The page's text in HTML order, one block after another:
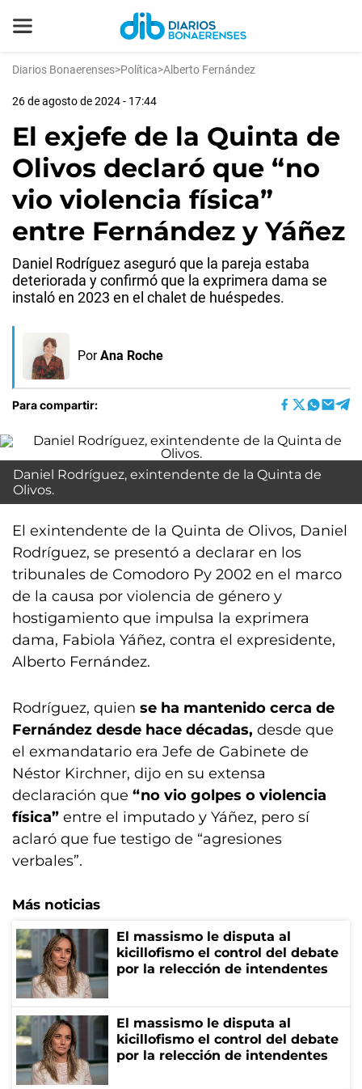
Diarios Bonaerenses>Política>Alberto Fernández
26 de agosto de 2024 - 17:44
El exjefe de la Quinta de
Olivos declaró que “no
vio violencia física”
entre Fernández y Yáñez
Daniel Rodríguez aseguró que la pareja estaba
deteriorada y confirmó que la exprimera dama se
instaló en 2023 en el chalet de huéspedes.
Por Ana Roche
Para compartir:
Daniel Rodríguez, exintendente de la Quinta de
Olivos.
El exintendente de la Quinta de Olivos, Daniel
Rodríguez, se presentó a declarar en los
tribunales de Comodoro Py 2002 en el marco
de la causa por violencia de género y
hostigamiento que impulsa la exprimera
dama, Fabiola Yáñez, contra el expresidente,
Alberto Fernández.
Rodríguez, quien se ha mantenido cerca de
Fernández desde hace décadas, desde que
el exmandatario era Jefe de Gabinete de
Néstor Kirchner, dijo en su extensa
declaración que “no vio golpes o violencia
física” entre el imputado y Yáñez, pero sí
aclaró que fue testigo de “agresiones
verbales”.
Más noticias
El massismo le disputa al
kicillofismo el control del debate
por la relección de intendentes
El massismo le disputa al
kicillofismo el control del debate
por la relección de intendentes